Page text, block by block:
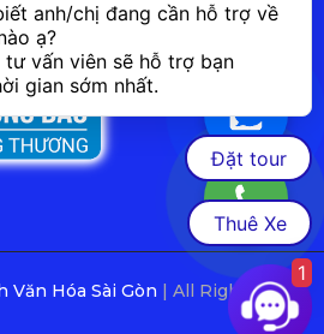
Văn Hóa Sài Gòn
| All Rights
anh/chị đang cần hỗ trợ về
ạ?
vấn viên sẽ hỗ trợ bạn
gian sớm nhất.
Đặt tour
Thuê Xe
1